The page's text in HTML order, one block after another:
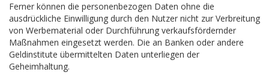
Ferner können die personenbezogen Daten ohne die
ausdrückliche Einwilligung durch den Nutzer nicht zur Verbreitung
von Werbematerial oder Durchführung verkaufsfördernder
Maßnahmen eingesetzt werden. Die an Banken oder andere
Geldinstitute übermittelten Daten unterliegen der
Geheimhaltung.